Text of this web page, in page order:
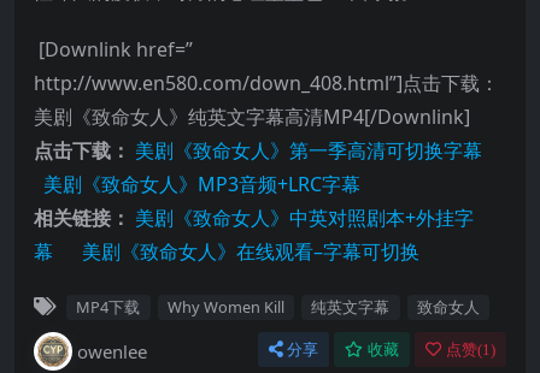
[Downlink href=”
http://www.en580.com/down_408.html”]点击下载：
美剧《致命女人》纯英文字幕高清MP4[/Downlink]
点击下载： 美剧《致命女人》第一季高清可切换字幕
美剧《致命女人》MP3音频+LRC字幕
相关链接： 美剧《致命女人》中英对照剧本+外挂字
幕
美剧《致命女人》在线观看–字幕可切换
MP4下载 Why Women Kill 纯英文字幕 致命女人
owenlee 分享 收藏 点赞(1 )